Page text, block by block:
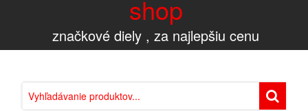
shop
značkové diely , za najlepšiu cenu